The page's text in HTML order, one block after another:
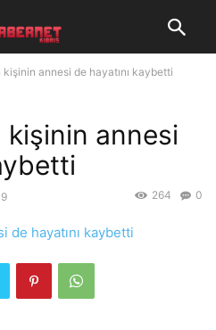
annesi de hayatını kaybetti
kişinin annesi
0
264